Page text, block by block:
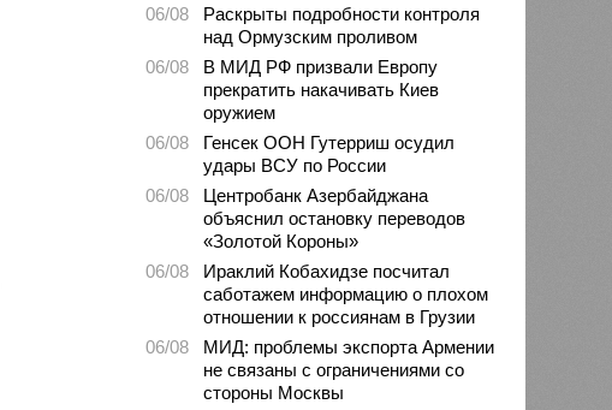
06/08
Раскрыты подробности контроля
над Ормузским проливом
06/08
В МИД РФ призвали Европу
прекратить накачивать Киев
оружием
06/08
Генсек ООН Гутерриш осудил
удары ВСУ по России
06/08
Центробанк Азербайджана
объяснил остановку переводов
«Золотой Короны»
06/08
Ираклий Кобахидзе посчитал
саботажем информацию о плохом
отношении к россиянам в Грузии
06/08
МИД: проблемы экспорта Армении
не связаны с ограничениями со
стороны Москвы